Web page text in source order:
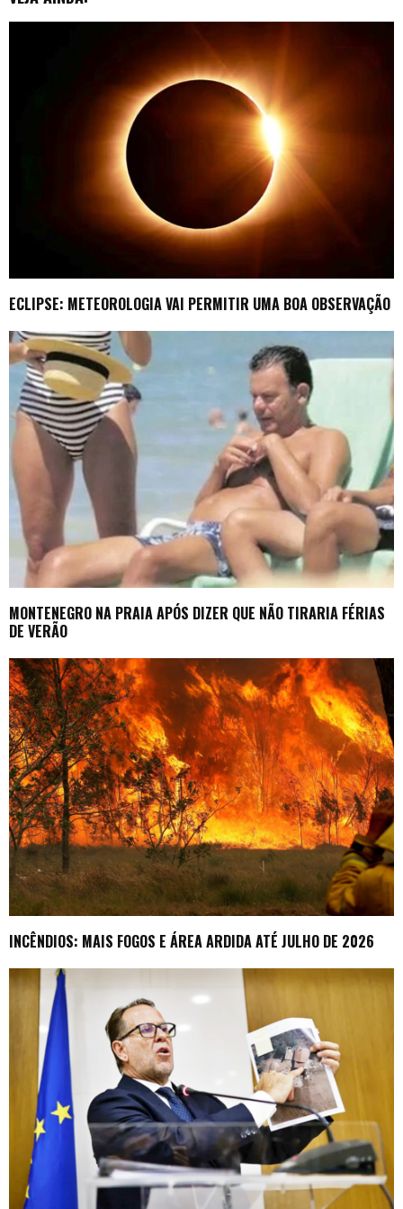
ECLIPSE: METEOROLOGIA VAI PERMITIR UMA BOA OBSERVAÇÃO
MONTENEGRO NA PRAIA APÓS DIZER QUE NÃO TIRARIA FÉRIAS
DE VERÃO
INCÊNDIOS: MAIS FOGOS E ÁREA ARDIDA ATÉ JULHO DE 2026